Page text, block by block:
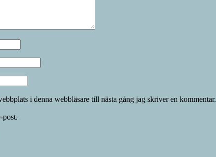
i denna webbläsare till nästa gång jag skriver en kommentar.
post.